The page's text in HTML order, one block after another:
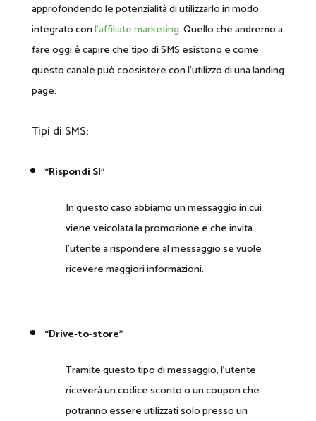
approfondendo le potenzialità di utilizzarlo in modo
integrato conl’affiliate marketing. Quello che andremo a
fare oggi è capire che tipo di SMS esistono e come
questo canale può coesistere con l’utilizzo di una landing
page.
Tipi di SMS:
“Rispondi SI”
In questo caso abbiamo un messaggio in cui
viene veicolata la promozione e che invita
l’utente a rispondere al messaggio se vuole
ricevere maggiori informazioni.
“Drive-to-store”
Tramite questo tipo di messaggio, l’utente
riceverà un codice sconto o un coupon che
potranno essere utilizzati solo presso un